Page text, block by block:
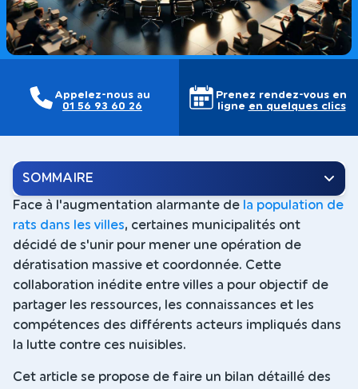
Appelez-nous au
01 56 93 60 26
Prenez rendez-vous en
ligne en quelques clics
SOMMAIRE
Face à l'augmentation alarmante de la population de
rats dans les villes, certaines municipalités ont
décidé de s'unir pour mener une opération de
dératisation massive et coordonnée. Cette
collaboration inédite entre villes a pour objectif de
partager les ressources, les connaissances et les
compétences des différents acteurs impliqués dans
la lutte contre ces nuisibles.
Cet article se propose de faire un bilan détaillé des